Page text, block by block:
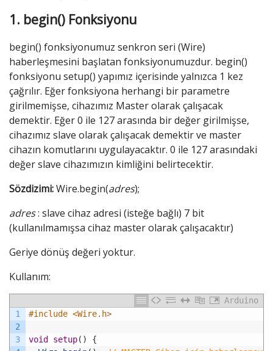
1. begin() Fonksiyonu
begin() fonksiyonumuz senkron seri (Wire)
haberleşmesini başlatan fonksiyonumuzdur. begin()
fonksiyonu setup() yapımız içerisinde yalnızca 1 kez
çağrılır. Eğer fonksiyona herhangi bir parametre
girilmemişse, cihazımız Master olarak çalışacak
demektir. Eğer 0 ile 127 arasında bir değer girilmişse,
cihazımız slave olarak çalışacak demektir ve master
cihazın komutlarını uygulayacaktır. 0 ile 127 arasındaki
değer slave cihazımızın kimliğini belirtecektir.
Sözdizimi:Wire.begin(adres);
adres: slave cihaz adresi (isteğe bağlı) 7 bit
(kullanılmamışsa cihaz master olarak çalışacaktır)
Geriye dönüş değeri yoktur.
Kullanım:
Arduino
1
2
3
#include <Wire.h>
void setup( )
{